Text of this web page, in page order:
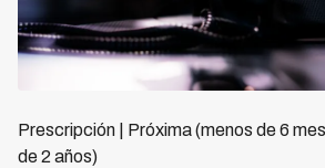
Prescripción | Próxima (menos de 6
de 2 años)